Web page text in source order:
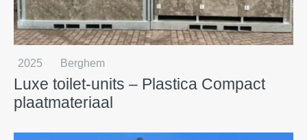
2025 Berghem
Luxe toilet-units – Plastica Compact
plaatmateriaal